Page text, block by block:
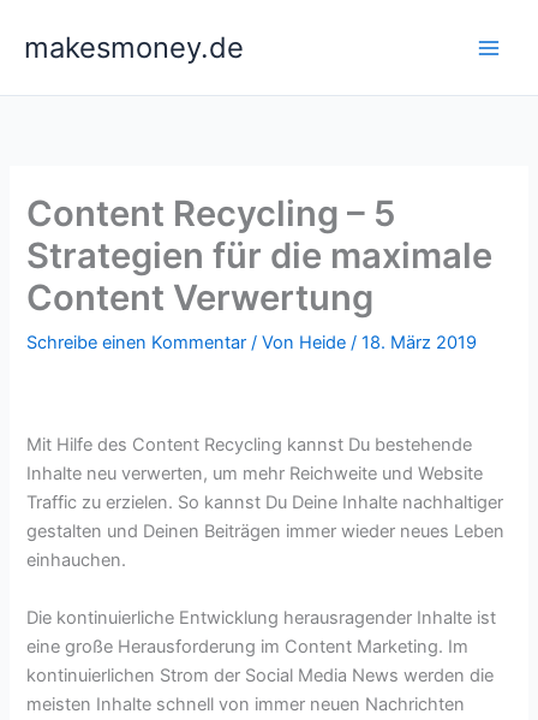
Inhaltmakesmoney.de
Content Recycling – 5
Strategien für die maximale
Content Verwertung
Schreibe einen Kommentar / Von Heide/18. März 2019
Mit Hilfe des Content Recycling kannst Du bestehende
Inhalte neu verwerten, um mehr Reichweite und Website
Traffic zu erzielen. So kannst Du Deine Inhalte nachhaltiger
gestalten und Deinen Beiträgen immer wieder neues Leben
einhauchen.
Die kontinuierliche Entwicklung herausragender Inhalte ist
eine große Herausforderung im Content Marketing. Im
kontinuierlichen Strom der Social Media News werden die
meisten Inhalte schnell von immer neuen Nachrichten